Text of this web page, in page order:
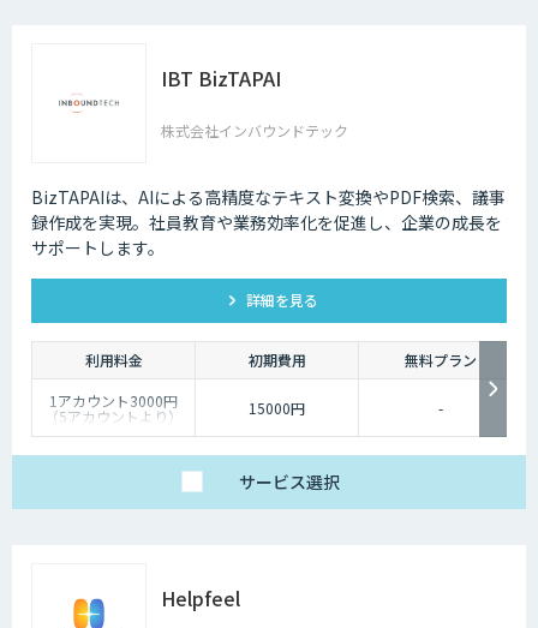
IBT BizTAPAI
株式会社インバウンドテック
BizTAPAIは、AIによる高精度なテキスト変換やPDF検索、議事
録作成を実現。社員教育や業務効率化を促進し、企業の成長を
サポートします。
詳細を見る
利用料金 初期費用
無料プラン
1アカウント3000円
（5アカウントより） 15000円 -
サービス選択
Helpfeel